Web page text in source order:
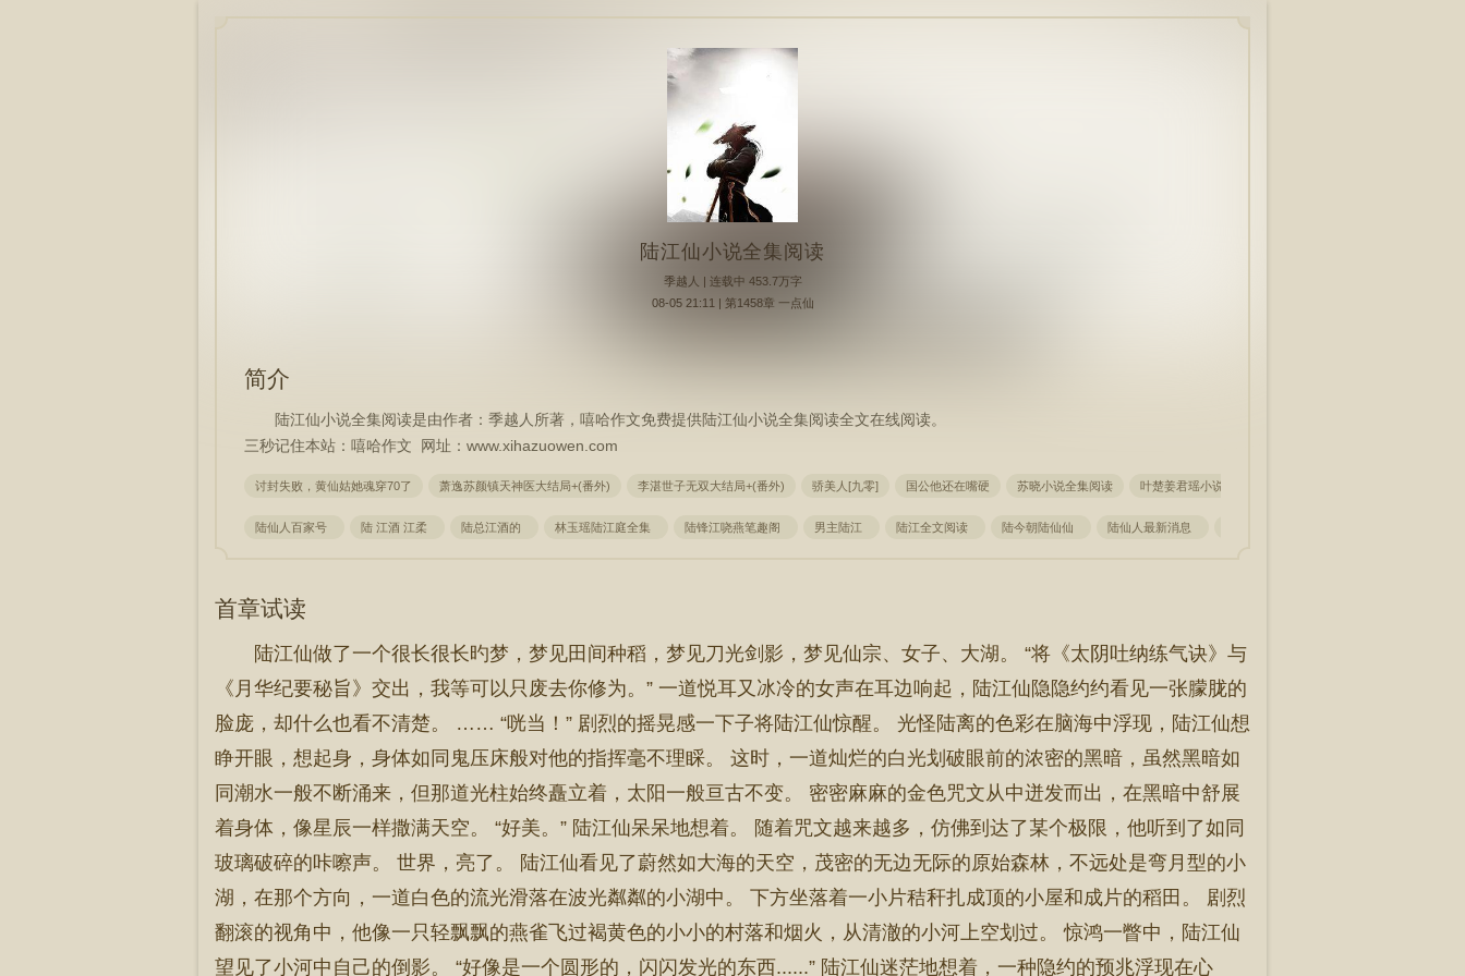
陆江仙小说全集阅读
季越人 | 连载中 453.7万字
08-05 21:11 | 第1458章 一点仙
简介
陆江仙小说全集阅读是由作者：季越人所著，嘻哈作文免费提供陆江仙小说全集阅读全文在线阅读。
三秒记住本站：嘻哈作文 网址：www.xihazuowen.com
讨封失败，黄仙姑她魂穿70了 萧逸苏颜镇天神医大结局+(番外) 李湛世子无双大结局+(番外) 骄美人[九零] 国公他还在嘴硬 苏晓小说全集阅读 叶楚姜君瑶小说全集阅读
陆仙人百家号 陆 江酒 江柔 陆总江酒的 林玉瑶陆江庭全集 陆锋江哓燕笔趣阁 男主陆江 陆江全文阅读 陆今朝陆仙仙 陆仙人最新消息
首章试读
陆江仙做了一个很长很长旳梦，梦见田间种稻，梦见刀光剑影，梦见仙宗、女子、大湖。 “将《太阴吐纳练气诀》与
《月华纪要秘旨》交出，我等可以只废去你修为。” 一道悦耳又冰冷的女声在耳边响起，陆江仙隐隐约约看见一张朦胧的
脸庞，却什么也看不清楚。 …… “咣当！” 剧烈的摇晃感一下子将陆江仙惊醒。 光怪陆离的色彩在脑海中浮现，陆江仙想
睁开眼，想起身，身体如同鬼压床般对他的指挥毫不理睬。 这时，一道灿烂的白光划破眼前的浓密的黑暗，虽然黑暗如
同潮水一般不断涌来，但那道光柱始终矗立着，太阳一般亘古不变。 密密麻麻的金色咒文从中迸发而出，在黑暗中舒展
着身体，像星辰一样撒满天空。 “好美。” 陆江仙呆呆地想着。 随着咒文越来越多，仿佛到达了某个极限，他听到了如同
玻璃破碎的咔嚓声。 世界，亮了。 陆江仙看见了蔚然如大海的天空，茂密的无边无际的原始森林，不远处是弯月型的小
湖，在那个方向，一道白色的流光滑落在波光粼粼的小湖中。 下方坐落着一小片秸秆扎成顶的小屋和成片的稻田。 剧烈
翻滚的视角中，他像一只轻飘飘的燕雀飞过褐黄色的小小的村落和烟火，从清澈的小河上空划过。 惊鸿一瞥中，陆江仙
望见了小河中自己的倒影。 “好像是一个圆形的，闪闪发光的东西......” 陆江仙迷茫地想着，一种隐约的预兆浮现在心